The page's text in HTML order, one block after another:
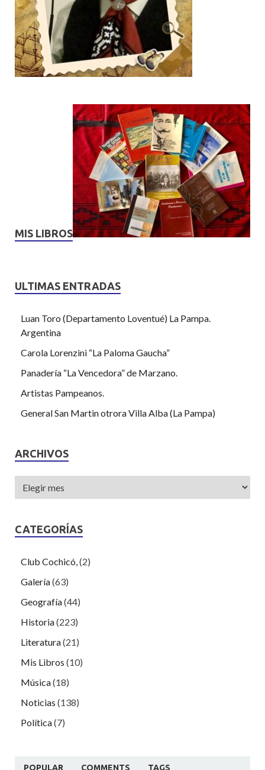
MIS LIBROS
ULTIMAS ENTRADAS
Luan Toro (Departamento Loventué) La Pampa.
Argentina
Carola Lorenzini “La Paloma Gaucha”
Panadería “La Vencedora” de Marzano.
Artistas Pampeanos.
General San Martin otrora Villa Alba (La Pampa)
ARCHIVOS
CATEGORÍAS
Club Cochicó, (2)
Galería(63)
Geografía(44)
Historia(223)
Literatura(21)
Mis Libros (10)
Música(18)
Noticias (138)
Política(7)
POPULAR COMMENTS TAGS